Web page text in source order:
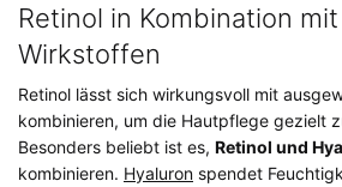
Retinol in Kombination
Wirkstoffen
Retinol lässt sich wirkungsvoll mit
kombinieren, um die Hautpflege gezielt
Besonders beliebt ist es, Retinol und
kombinieren. Hyaluron spendet